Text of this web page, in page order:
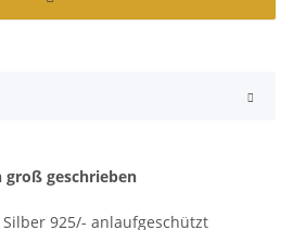
groß geschrieben
925/- anlaufgeschützt